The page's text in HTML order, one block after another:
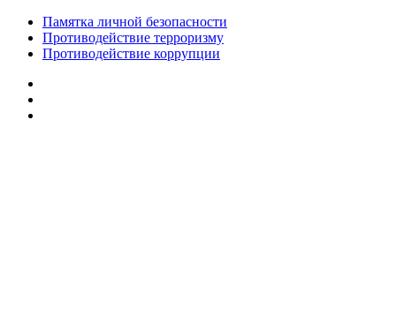
Памятка личной безопасности
Противодействие терроризму
Противодействие коррупции